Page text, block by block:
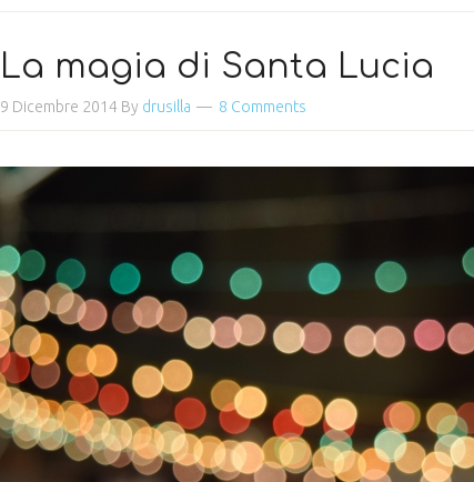
La magia di Santa Lucia
9 Dicembre 2014 By drusilla 8 Comments